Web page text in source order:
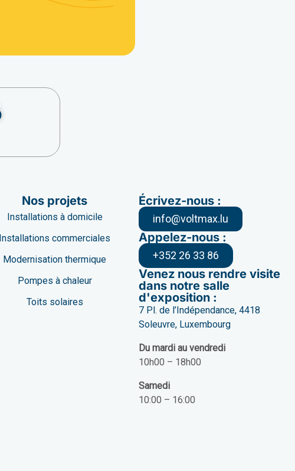
Nos projets
Installations à domicile
Installations commerciales
Modernisation thermique
Pompes à chaleur
Toits solaires
Écrivez-nous :
info@voltmax.lu
Appelez-nous :
+352 26 33 86
Venez nous rendre visite
dans notre salle
d'exposition :
7 Pl. de l’Indépendance, 4418
Soleuvre, Luxembourg
Du mardi au vendredi
10h00 – 18h00
Samedi
10:00 – 16:00